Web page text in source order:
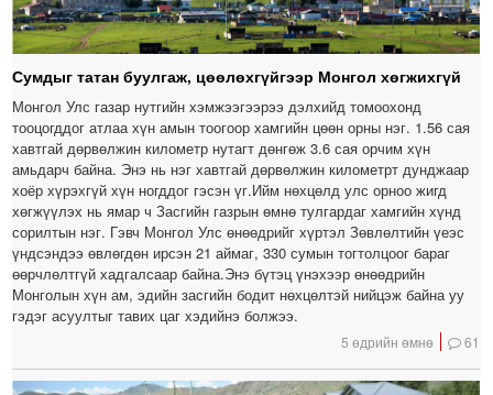
Сумдыг татан буулгаж, цөөлөхгүйгээр Монгол хөгжихгүй
Монгол Улс газар нутгийн хэмжээгээрээ дэлхийд томоохонд
тооцогддог атлаа хүн амын тоогоор хамгийн цөөн орны нэг. 1.56 сая
хавтгай дөрвөлжин километр нутагт дөнгөж 3.6 сая орчим хүн
амьдарч байна. Энэ нь нэг хавтгай дөрвөлжин километрт дунджаар
хоёр хүрэхгүй хүн ногддог гэсэн үг.Ийм нөхцөлд улс орноо жигд
хөгжүүлэх нь ямар ч Засгийн газрын өмнө тулгардаг хамгийн хүнд
сорилтын нэг. Гэвч Монгол Улс өнөөдрийг хүртэл Зөвлөлтийн үеэс
үндсэндээ өвлөгдөн ирсэн 21 аймаг, 330 сумын тогтолцоог бараг
өөрчлөлтгүй хадгалсаар байна.Энэ бүтэц үнэхээр өнөөдрийн
Монголын хүн ам, эдийн засгийн бодит нөхцөлтэй нийцэж байна уу
гэдэг асуултыг тавих цаг хэдийнэ болжээ.
5 өдрийн өмнө 61